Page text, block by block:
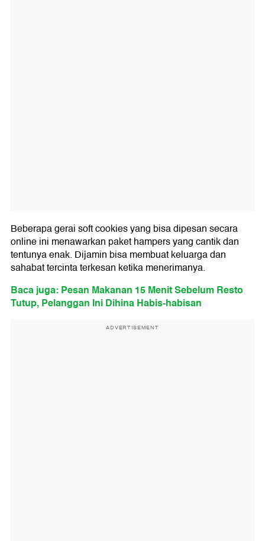
Beberapa gerai soft cookies yang bisa dipesan secara
online ini menawarkan paket hampers yang cantik dan
tentunya enak. Dijamin bisa membuat keluarga dan
sahabat tercinta terkesan ketika menerimanya.
Baca juga: Pesan Makanan 15 Menit Sebelum Resto
Tutup, Pelanggan Ini Dihina Habis-habisan
ADVERTISEMENT